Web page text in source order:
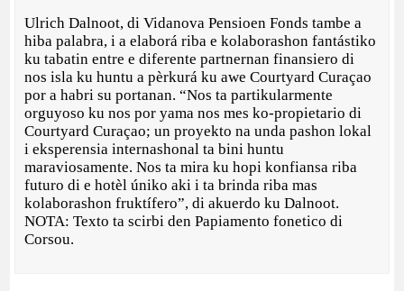
Ulrich Dalnoot, di Vidanova Pensioen Fonds tambe a
hiba palabra, i a elaborá riba e kolaborashon fantástiko
ku tabatin entre e diferente partnernan finansiero di
nos isla ku huntu a pèrkurá ku awe Courtyard Curaçao
por a habri su portanan. “Nos ta partikularmente
orguyoso ku nos por yama nos mes ko-propietario di
Courtyard Curaçao; un proyekto na unda pashon lokal
i eksperensia internashonal ta bini huntu
maraviosamente. Nos ta mira ku hopi konfiansa riba
futuro di e hotèl úniko aki i ta brinda riba mas
kolaborashon fruktífero”, di akuerdo ku Dalnoot.
NOTA: Texto ta scirbi den Papiamento fonetico di
Corsou.